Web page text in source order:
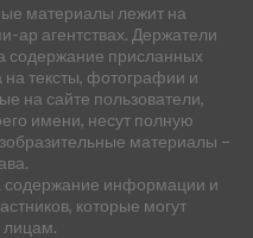
материалы лежит на
ар агентствах. Держатели
содержание присланных
на тексты, фотографии и
на сайте пользователи,
имени, несут полную
материалы –
содержание информации и
которые могут
лицам.